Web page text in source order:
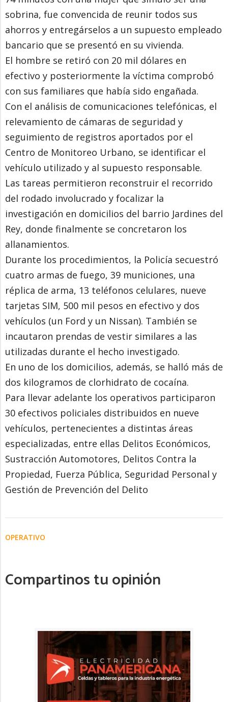
sobrina, fue convencida de reunir todos sus
ahorros y entregárselos a un supuesto empleado
bancario que se presentó en su vivienda.
El hombre se retiró con 20 mil dólares en
efectivo y posteriormente la víctima comprobó
con sus familiares que había sido engañada.
Con el análisis de comunicaciones telefónicas, el
relevamiento de cámaras de seguridad y
seguimiento de registros aportados por el
Centro de Monitoreo Urbano, se identificar el
vehículo utilizado y al supuesto responsable.
Las tareas permitieron reconstruir el recorrido
del rodado involucrado y focalizar la
investigación en domicilios del barrio Jardines del
Rey, donde finalmente se concretaron los
allanamientos.
Durante los procedimientos, la Policía secuestró
cuatro armas de fuego, 39 municiones, una
réplica de arma, 13 teléfonos celulares, nueve
tarjetas SIM, 500 mil pesos en efectivo y dos
vehículos (un Ford y un Nissan). También se
incautaron prendas de vestir similares a las
utilizadas durante el hecho investigado.
En uno de los domicilios, además, se halló más de
dos kilogramos de clorhidrato de cocaína.
Para llevar adelante los operativos participaron
30 efectivos policiales distribuidos en nueve
vehículos, pertenecientes a distintas áreas
especializadas, entre ellas Delitos Económicos,
Sustracción Automotores, Delitos Contra la
Propiedad, Fuerza Pública, Seguridad Personal y
Gestión de Prevención del Delito
OPERATIVO
Compartinos tu opinión